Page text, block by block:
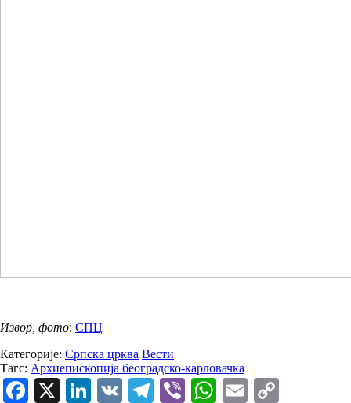
Извор, фото: СПЦ
Категорије: Српска црква Вести
Тагс: Архиепископија београдско-карловачка
Facebook
X LinkedIn
VK Telegram
ViberWhatsApp
Email